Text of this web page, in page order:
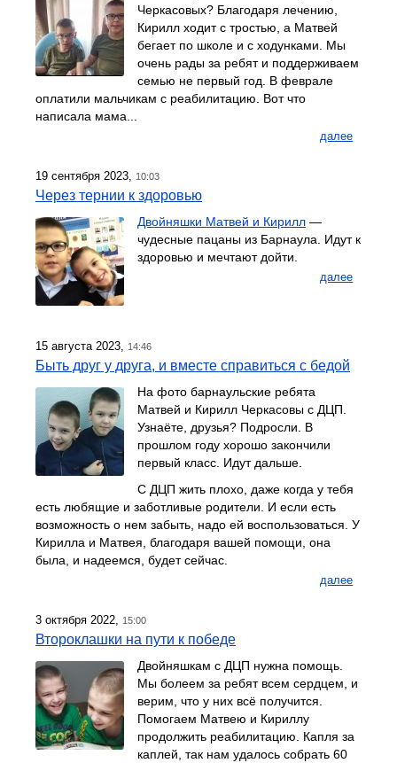
Черкасовых? Благодаря лечению,
Кирилл ходит с тростью, а Матвей
бегает по школе и с ходунками. Мы
очень рады за ребят и поддерживаем
семью не первый год. В феврале
оплатили мальчикам с реабилитацию. Вот что
написала мама...
далее
19 сентября 2023, 10:03
Через тернии к здоровью
Двойняшки Матвей и Кирилл —
чудесные пацаны из Барнаула. Идут к
здоровью и мечтают дойти.
далее
15 августа 2023, 14:46
Быть друг у друга, и вместе справиться с бедой
На фото барнаульские ребята
Матвей и Кирилл Черкасовы с ДЦП.
Узнаёте, друзья? Подросли. В
прошлом году хорошо закончили
первый класс. Идут дальше.
С ДЦП жить плохо, даже когда у тебя
есть любящие и заботливые родители. И если есть
возможность о нем забыть, надо ей воспользоваться. У
Кирилла и Матвея, благодаря вашей помощи, она
была, и надеемся, будет сейчас.
далее
3 октября 2022, 15:00
Второклашки на пути к победе
Двойняшкам с ДЦП нужна помощь.
Мы болеем за ребят всем сердцем, и
верим, что у них всё получится.
Помогаем Матвею и Кириллу
продолжить реабилитацию. Капля за
каплей, так нам удалось собрать 60